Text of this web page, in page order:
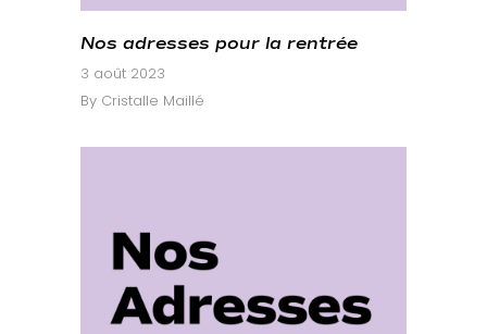
Nos adresses pour la rentrée
3 août 2023
By Cristalle Maillé